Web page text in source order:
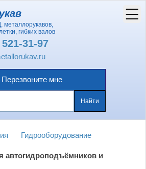
металлорукавов,
гибких валов
31-97
Перезвоните мне
Гидрооборудование
и